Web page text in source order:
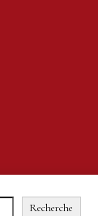
Recherche